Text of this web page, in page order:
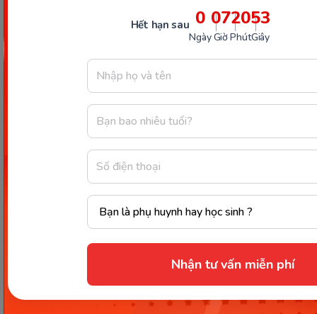
Hết hạn sau 0
Ngày
07
Giờ
20
Phút
51
Giây
Nhận tư vấn miễn phí
Chia sẻ ngay
Thông tin trong bài viết được tổng hợp nhằm
mục đích tham khảo và có thể thay đổi mà
không cần báo trước. Quý khách vui lòng
kiểm tra lại qua các kênh chính thức hoặc liên
hệ trực tiếp với đơn vị liên quan để nắm bắt
tình hình thực tế.